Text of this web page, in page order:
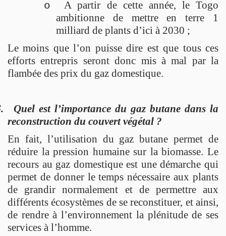
o
A partir de cette année, le Togo
ambitionne de mettre en terre 1
milliard de plants d’ici à 2030 ;
Le moins que l’on puisse dire est que tous ces
efforts entrepris seront donc mis à mal par la
flambée des prix du gaz domestique.
Quel est l’importance du gaz butane dans la
reconstruction du couvert végétal ?
En fait, l’utilisation du gaz butane permet de
réduire la pression humaine sur la biomasse. Le
recours au gaz domestique est une démarche qui
permet de donner le temps nécessaire aux plants
de grandir normalement et de permettre aux
différents écosystèmes de se reconstituer, et ainsi,
de rendre à l’environnement la plénitude de ses
services à l’homme.